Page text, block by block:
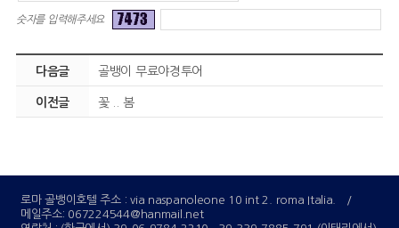
숫자를 입력해주세요
다음글 골뱅이 무료야경투어
이전글 꽃 .. 봄
로마 골뱅이호텔 주소 : via naspanoleone 10 int 2. roma Italia.
/
메일주소: 067224544@hanmail.net